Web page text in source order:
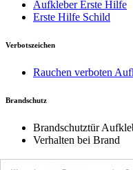
Aufkleber Erste Hilfe
Erste Hilfe Schild
Verbotszeichen
Rauchen verboten
Brandschutz
Brandschutztür
Verhalten bei Brand